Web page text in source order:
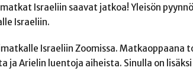
Israeliin saavat jatkoa! Yleisön
Israeliin.
Israeliin Zoomissa. Matkaoppaana
ja Arielin luentoja aiheista. Sinulla on lisäksi